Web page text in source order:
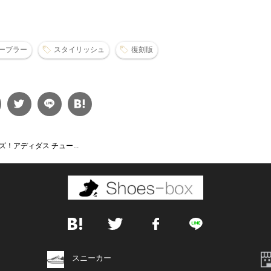
ブラー スタイリッシュ 復刻版
！アディダス チュー...
スニーカー